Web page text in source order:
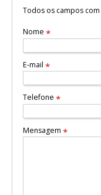
Todos os campos com
Nome *
E-mail *
Telefone *
Mensagem *